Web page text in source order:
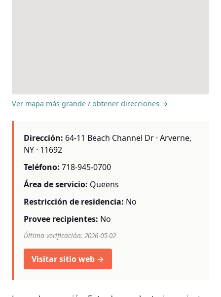
Ver mapa más grande / obtener direcciones →
Dirección: 64-11 Beach Channel Dr · Arverne,
NY · 11692
Teléfono: 718-945-0700
Área de servicio: Queens
Restricción de residencia: No
Provee recipientes: No
Última verificación: 2026-05-02
Visitar sitio web →